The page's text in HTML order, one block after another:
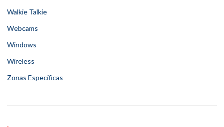
Walkie Talkie
Webcams
Windows
Wireless
Zonas Específicas